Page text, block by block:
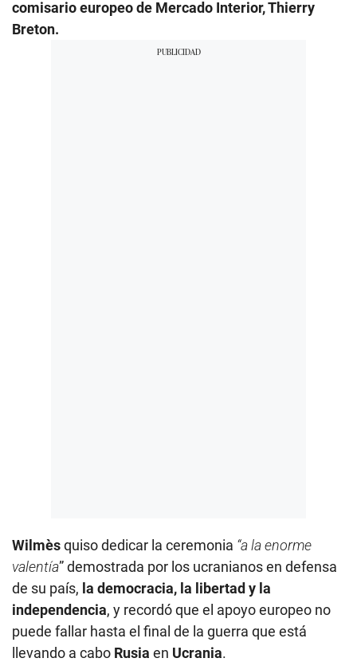
comisario europeo de Mercado Interior, Thierry
Breton.
Wilmèsquiso dedicar la ceremonia “a la enorme
valentía” demostrada por los ucranianos en defensa
de su país, la democracia, la libertad y la
independencia, y recordó que el apoyo europeo no
puede fallar hasta el final de la guerra que está
llevando a cabo Rusia en Ucrania.